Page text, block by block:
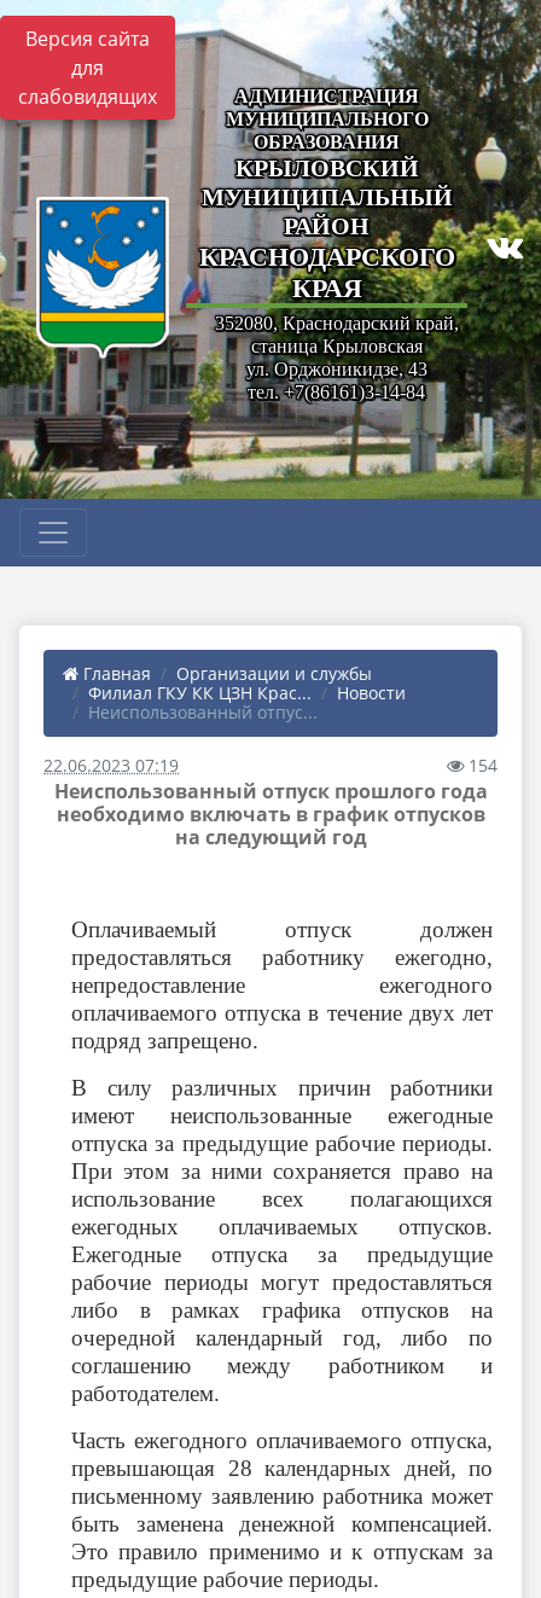
Версия сайта
для
слабовидящих
АДМИНИСТРАЦИЯ
МУНИЦИПАЛЬНОГО
ОБРАЗОВАНИЯ
КРЫЛОВСКИЙ
МУНИЦИПАЛЬНЫЙ
РАЙОН
КРАСНОДАРСКОГО
КРАЯ
352080, Краснодарский край,
станица Крыловская
ул. Орджоникидзе, 43
тел. +7(86161)3-14-84
Главная
Организации и службы
Филиал ГКУ КК ЦЗН Крас...
Новости
Неиспользованный отпус...
22.06.2023 07:19 154
Неиспользованный отпуск прошлого года
необходимо включать в график отпусков
на следующий год
Оплачиваемый отпуск должен
предоставляться работнику ежегодно,
непредоставление ежегодного
оплачиваемого отпуска в течение двух лет
подряд запрещено.
В силу различных причин работники
имеют неиспользованные ежегодные
отпуска за предыдущие рабочие периоды.
При этом за ними сохраняется право на
использование всех полагающихся
ежегодных оплачиваемых отпусков.
Ежегодные отпуска за предыдущие
рабочие периоды могут предоставляться
либо в рамках графика отпусков на
очередной календарный год, либо по
соглашению между работником и
работодателем.
Часть ежегодного оплачиваемого отпуска,
превышающая 28 календарных дней, по
письменному заявлению работника может
быть заменена денежной компенсацией.
Это правило применимо и к отпускам за
предыдущие рабочие периоды.